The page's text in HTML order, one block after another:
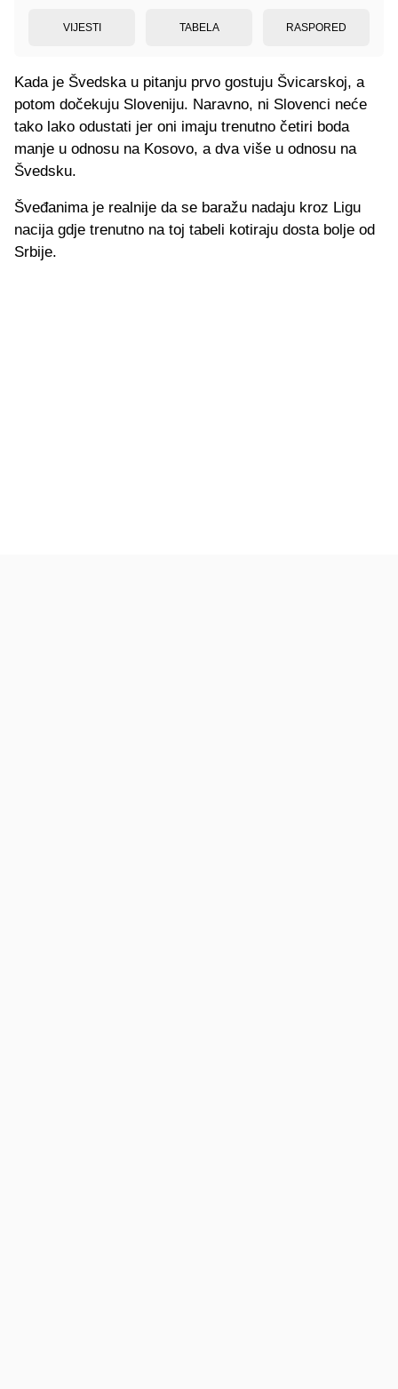
VIJESTI TABELA RASPORED
Kada je Švedska u pitanju prvo gostuju Švicarskoj, a
potom dočekuju Sloveniju. Naravno, ni Slovenci neće
tako lako odustati jer oni imaju trenutno četiri boda
manje u odnosu na Kosovo, a dva više u odnosu na
Švedsku.
Šveđanima je realnije da se baražu nadaju kroz Ligu
nacija gdje trenutno na toj tabeli kotiraju dosta bolje od
Srbije.